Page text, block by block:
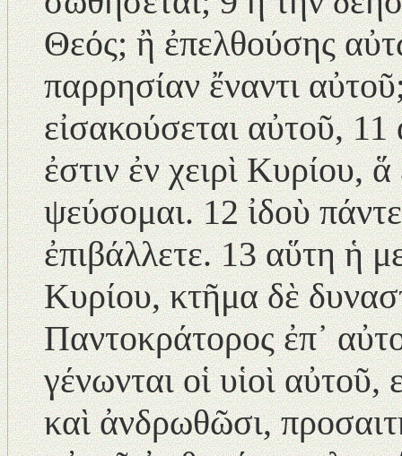
Θεός; ἢ ἐπελθούσης
παρρησίαν ἔναντι
εἰσακούσεται αὐτοῦ,
ἐστιν ἐν χειρὶ Κυρίου,
ψεύσομαι. 12 ἰδοὺ
ἐπιβάλλετε. 13 αὕτη ἡ
Κυρίου, κτῆμα δὲ
Παντοκράτορος ἐπ᾿
γένωνται οἱ υἱοὶ αὐτοῦ,
καὶ ἀνδρωθῶσι,